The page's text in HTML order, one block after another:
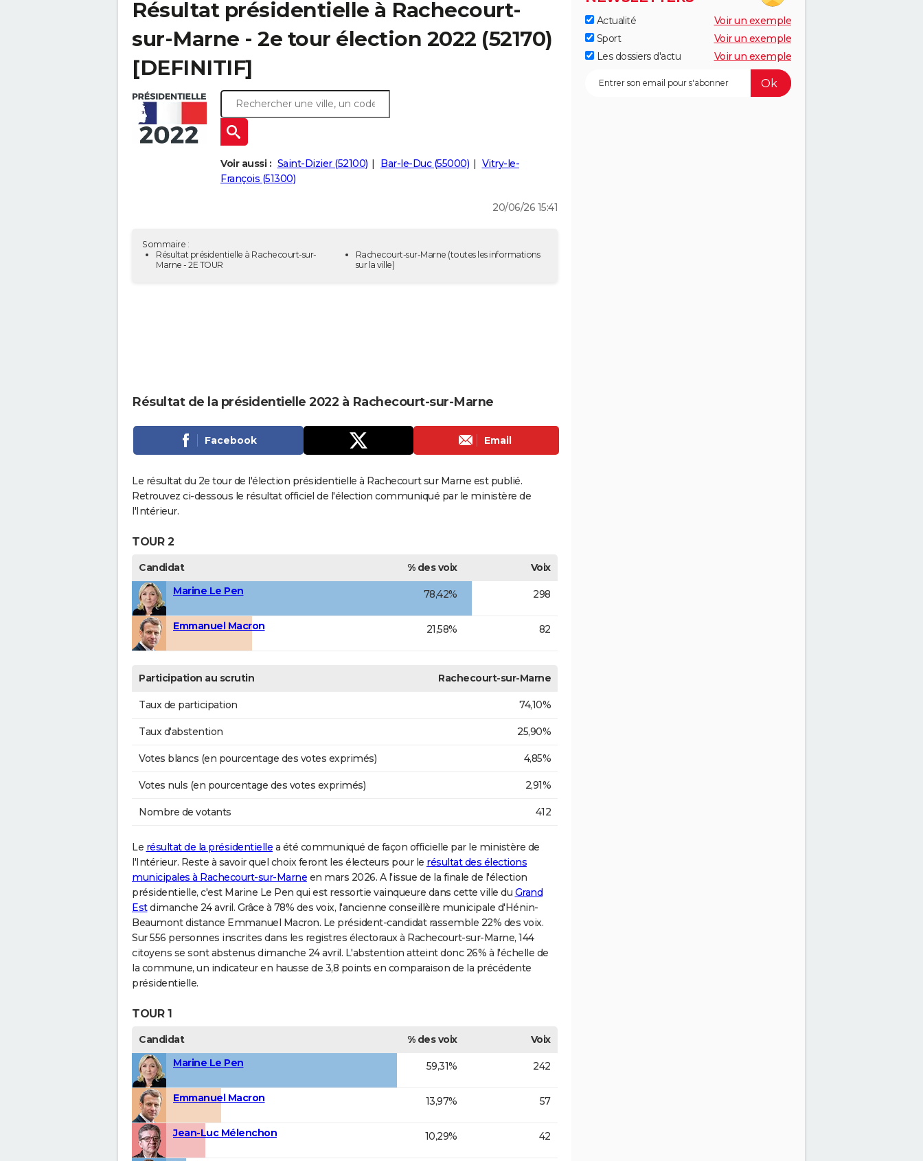
Résultat présidentielle à Rachecourt-
sur-Marne - 2e tour élection 2022 (52170)
[DEFINITIF]
Voir aussi : Saint-Dizier (52100) Bar-le-Duc (55000)
Vitry-le-
François (51300)
20/06/26 15:41
Sommaire :
Résultat présidentielle à Rachecourt-sur-
Marne - 2E TOUR
Rachecourt-sur-Marne (toutes les informations
sur la ville)
Résultat de la présidentielle 2022 à Rachecourt-sur-Marne
Facebook Email
Le résultat du 2e tour de l'élection présidentielle à Rachecourt sur Marne est publié.
Retrouvez ci-dessous le résultat officiel de l'élection communiqué par le ministère de
l'Intérieur.
TOUR 2
Candidat % des voix
Voix
Marine Le Pen
78,42% 298
Emmanuel Macron 21,58% 82
Participation au scrutin Rachecourt-sur-Marne
Taux de participation 74,10%
Taux d'abstention 25,90%
Votes blancs (en pourcentage des votes exprimés) 4,85%
Votes nuls (en pourcentage des votes exprimés) 2,91%
Nombre de votants 412
Le résultat de la présidentielle a été communiqué de façon officielle par le ministère de
l'Intérieur. Reste à savoir quel choix feront les électeurs pour le résultat des élections
municipales à Rachecourt-sur-Marne en mars 2026. A l'issue de la finale de l'élection
présidentielle, c'est Marine Le Pen qui est ressortie vainqueure dans cette ville du Grand
Estdimanche 24 avril. Grâce à 78% des voix, l'ancienne conseillère municipale d'Hénin-
Beaumont distance Emmanuel Macron. Le président-candidat rassemble 22% des voix.
Sur 556 personnes inscrites dans les registres électoraux à Rachecourt-sur-Marne, 144
citoyens se sont abstenus dimanche 24 avril. L'abstention atteint donc 26% à l'échelle de
la commune, un indicateur en hausse de 3,8 points en comparaison de la précédente
présidentielle.
TOUR 1
Candidat % des voix
Voix
Marine Le Pen
59,31% 242
Emmanuel Macron 13,97% 57
Jean-Luc Mélenchon 10,29% 42
Actualité
Voir un exemple
Sport
Voir un exemple
Les dossiers d'actu
Voir un exemple